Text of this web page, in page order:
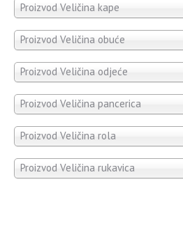
Proizvod Veličina kape
Proizvod Veličina obuće
Proizvod Veličina odjeće
Proizvod Veličina pancerica
Proizvod Veličina rola
Proizvod Veličina rukavica